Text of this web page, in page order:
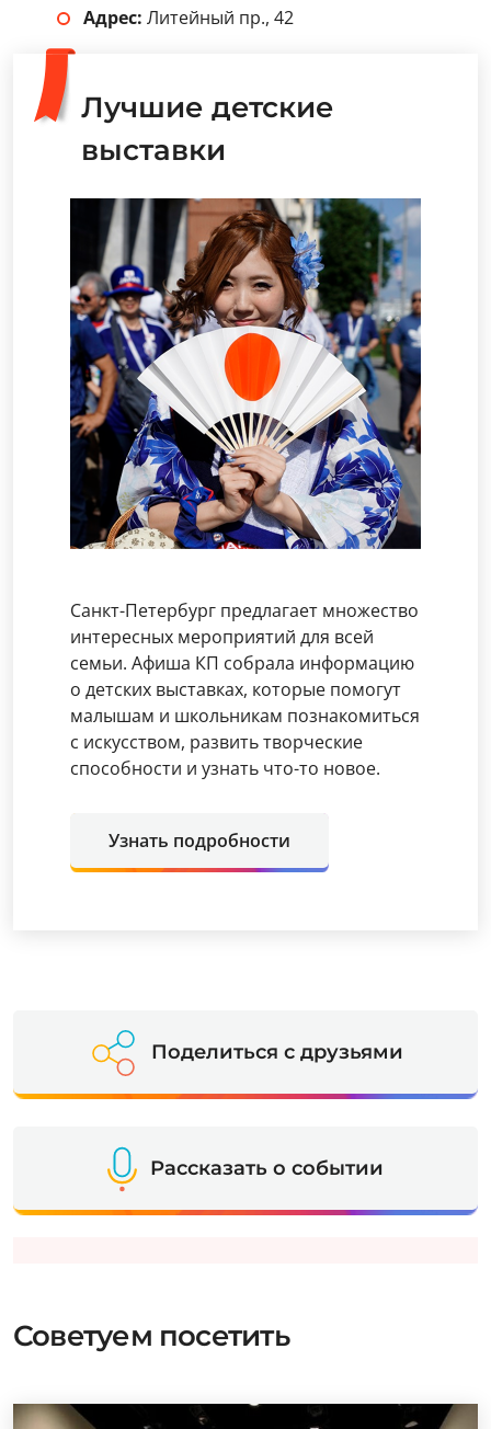
Адрес: Литейный пр., 42
Лучшие детские
выставки
Санкт-Петербург предлагает множество
интересных мероприятий для всей
семьи. Афиша КП собрала информацию
о детских выставках, которые помогут
малышам и школьникам познакомиться
с искусством, развить творческие
способности и узнать что-то новое.
Узнать подробности
Поделиться с друзьями
Рассказать о событии
Советуем посетить